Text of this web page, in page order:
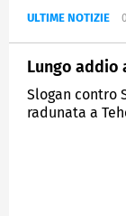
ULTIME NOTIZIE
Lungo addio
Slogan contro
radunata a